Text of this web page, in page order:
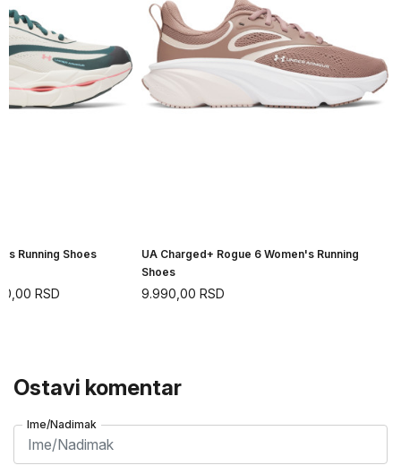
Running Shoes
RSD
UA Charged+ Rogue 6 Women's Running
Shoes
9.990,00 RSD
Ostavi komentar
Ime/Nadimak